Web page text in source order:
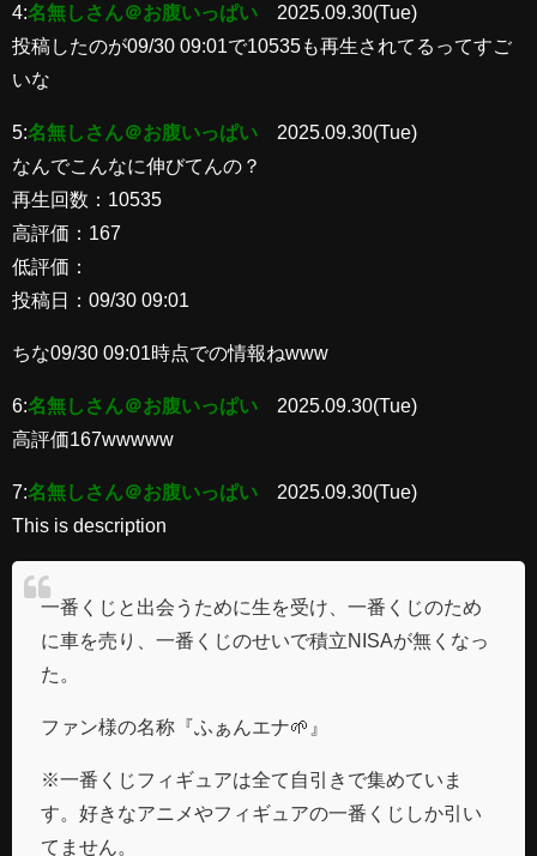
4:名無しさん＠お腹いっぱい
2025.09.30(Tue)
投稿したのが09/30 09:01で10535も再生されてるってすご
いな
5:名無しさん＠お腹いっぱい
2025.09.30(Tue)
なんでこんなに伸びてんの？
再生回数：10535
高評価：167
低評価：
投稿日：09/30 09:01
ちな09/30 09:01時点での情報ねwww
6:名無しさん＠お腹いっぱい
2025.09.30(Tue)
高評価167wwwww
7:名無しさん＠お腹いっぱい
2025.09.30(Tue)
This is description
一番くじと出会うために生を受け、一番くじのため
に車を売り、一番くじのせいで積立NISAが無くなっ
た。
ファン様の名称『ふぁんエナ🌱』
※一番くじフィギュアは全て自引きで集めていま
す。好きなアニメやフィギュアの一番くじしか引い
てません。